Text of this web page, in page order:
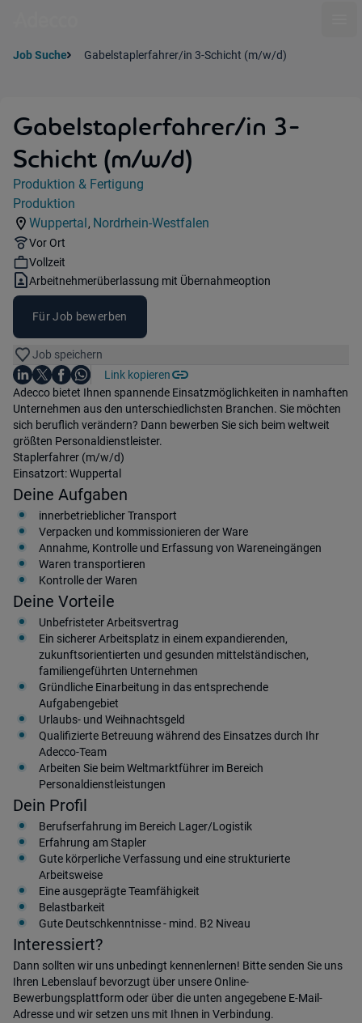
Job Suche Gabelstaplerfahrer/in 3-Schicht (m/w/d)
Gabelstaplerfahrer/in 3-
Schicht (m/w/d)
Jobdetails
Kategorie:
Produktion & Fertigung
Industry:
Produktion
Standorte:
Wuppertal,
Region:
Nordrhein-Westfalen
Remote Option:
Vor Ort
Workhours:
Vollzeit
Vertragsart:
Arbeitnehmerüberlassung mit Übernahmeoption
Für Job bewerben
Job speichern
Teile diesen Job
Auf LinkedIn teilen
Auf X teilen
Auf Facebook teilen
Auf WhatsApp teilen
Link kopieren
Einleitung
Adecco bietet Ihnen spannende Einsatzmöglichkeiten in namhaften
Unternehmen aus den unterschiedlichsten Branchen. Sie möchten
sich beruflich verändern? Dann bewerben Sie sich beim weltweit
größten Personaldienstleister.
Staplerfahrer (m/w/d)
Einsatzort: Wuppertal
Deine Aufgaben
innerbetrieblicher Transport
Verpacken und kommissionieren der Ware
Annahme, Kontrolle und Erfassung von Wareneingängen
Waren transportieren
Kontrolle der Waren
Deine Vorteile
Unbefristeter Arbeitsvertrag
Ein sicherer Arbeitsplatz in einem expandierenden,
zukunftsorientierten und gesunden mittelständischen,
familiengeführten Unternehmen
Gründliche Einarbeitung in das entsprechende
Aufgabengebiet
Urlaubs- und Weihnachtsgeld
Qualifizierte Betreuung während des Einsatzes durch Ihr
Adecco-Team
Arbeiten Sie beim Weltmarktführer im Bereich
Personaldienstleistungen
Dein Profil
Berufserfahrung im Bereich Lager/Logistik
Erfahrung am Stapler
Gute körperliche Verfassung und eine strukturierte
Arbeitsweise
Eine ausgeprägte Teamfähigkeit
Belastbarkeit
Gute Deutschkenntnisse - mind. B2 Niveau
Interessiert?
Dann sollten wir uns unbedingt kennenlernen! Bitte senden Sie uns
Ihren Lebenslauf bevorzugt über unsere Online-
Bewerbungsplattform oder über die unten angegebene E-Mail-
Adresse und wir setzen uns mit Ihnen in Verbindung.